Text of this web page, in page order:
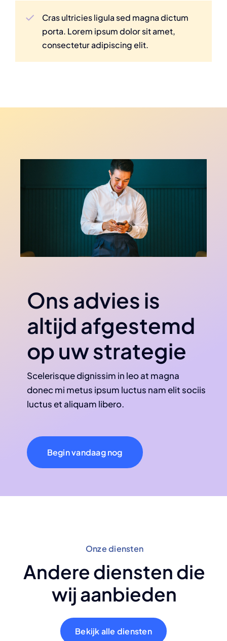
Cras ultricies ligula sed magna dictum
porta. Lorem ipsum dolor sit amet,
consectetur adipiscing elit.
Ons advies is
altijd afgestemd
op uw strategie
Scelerisque dignissim in leo at magna
donec mi metus ipsum luctus nam elit sociis
luctus et aliquam libero.
Begin vandaag nog
Onze diensten
Andere diensten die
wij aanbieden
Bekijk alle diensten